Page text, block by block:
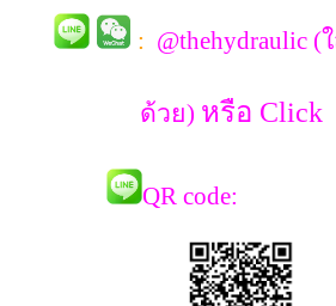
: @thehydraulic
ด้วย) หรือ Click
QR co